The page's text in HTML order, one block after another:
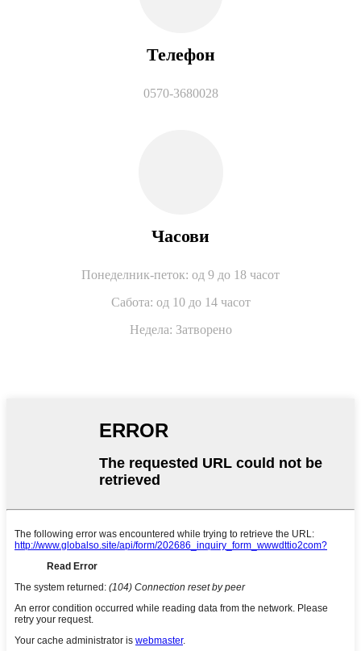
Телефон
0570-3680028
Часови
Понеделник-петок: од 9 до 18 часот
Сабота: од 10 до 14 часот
Недела: Затворено